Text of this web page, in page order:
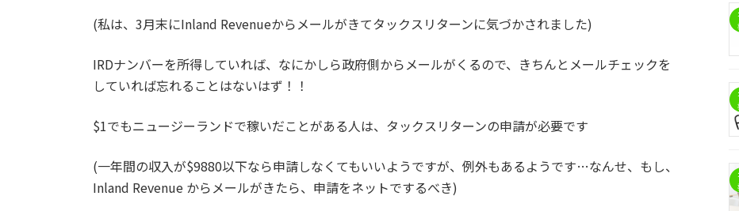
(私は、 3月末にInland Revenueからメールがきてタックスリターンに気づかされました)
IRDナンバーを所得していれば、なにかしら政府側からメールがくるので、きちんとメールチェックを
していれば忘れることはないはず！！
$1でもニュージーランドで稼いだことがある人は、タックスリターンの申請が必要です
(一年間の収入が$9880以下なら申請しなくてもいいようですが、例外もあるようです…なんせ、もし、
Inland Revenue からメールがきたら、申請をネットでするべき)